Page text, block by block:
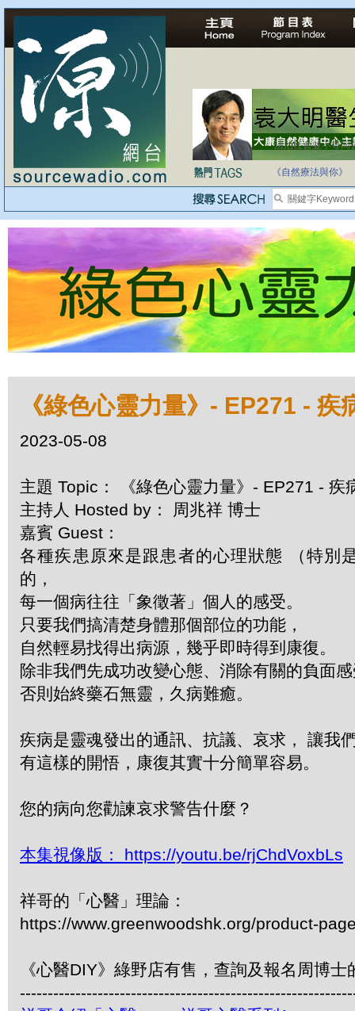
法治社會並不等同
自家教育合法化-
《自然療法與你》
《綠色心靈力量》- EP271 - 疾
2023-05-08
主題 Topic： 《綠色心靈力量》- EP271 - 疾
主持人 Hosted by： 周兆祥 博士
嘉賓 Guest：
各種疾患原來是跟患者的心理狀態 （特別
的，
每一個病往往「象徵著」個人的感受。
只要我們搞清楚身體那個部位的功能，
自然輕易找得出病源，幾乎即時得到康復。
除非我們先成功改變心態、消除有關的負面
否則始終藥石無靈，久病難癒。
疾病是靈魂發出的通訊、抗議、哀求， 讓我
有這樣的開悟，康復其實十分簡單容易。
您的病向您勸諫哀求警告什麼？
本集視像版： https://youtu.be/rjChdVoxbLs
祥哥的「心醫」理論：
https://www.greenwoodshk.org/product-
《心醫DIY》綠野店有售，查詢及報名周博